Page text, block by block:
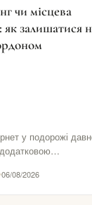
чи місцева
залишатися
у подорожі
навігації,
готелю,…
06/08/2026